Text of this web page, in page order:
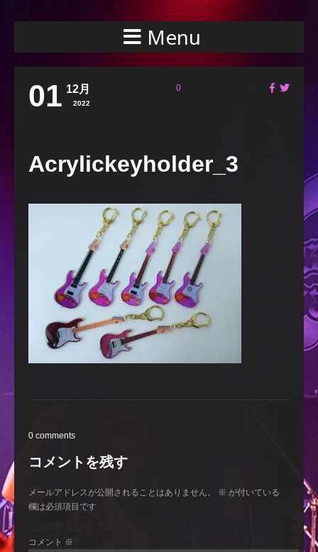
Menu
01 12月
2022
0
Acrylickeyholder_3
0 comments
コメントを残す
メールアドレスが公開されることはありません。 ※ が付いている
欄は必須項目です
コメント ※